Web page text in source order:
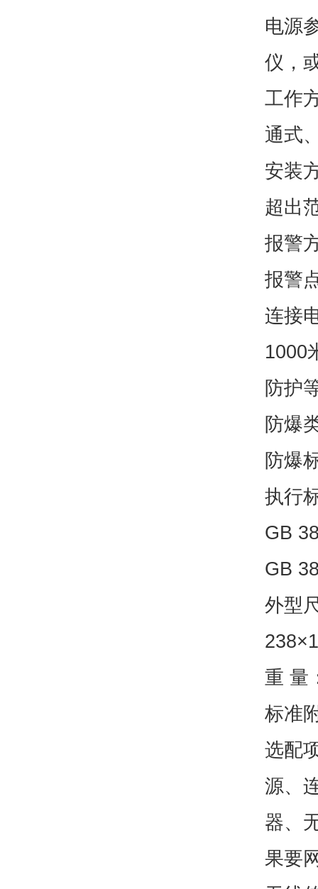
电源
仪，
工作
通式
安装
超出
报警
报警
连接
1000
防护
防爆
防爆
执行
GB
GB
外型
重 量
标准
选配
源、
器、
果要